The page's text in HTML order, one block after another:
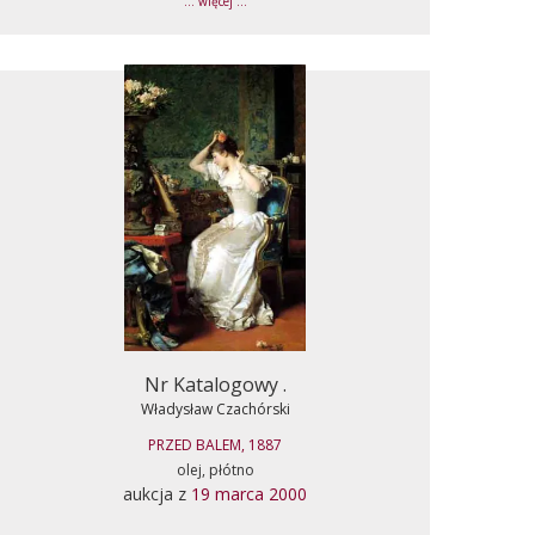
Nr Katalogowy .
Władysław Czachórski
PRZED BALEM, 1887
olej, płótno
aukcja z 19 marca 2000